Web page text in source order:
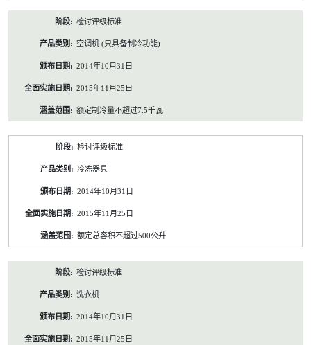
检讨评级标准
空调机 (只具备制冷功能)
2014年10月31日
2015年11月25日
额定制冷量不超过7.5千瓦
检讨评级标准
冷冻器具
2014年10月31日
2015年11月25日
额定总容积不超过500公升
检讨评级标准
洗衣机
2014年10月31日
2015年11月25日